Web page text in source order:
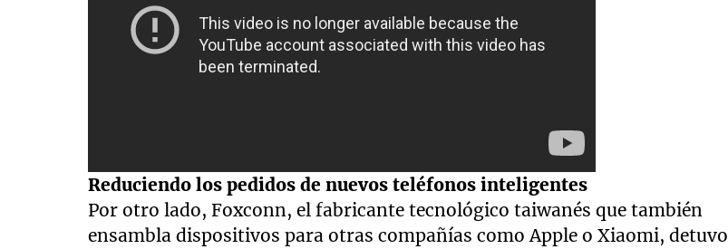
Reduciendo los pedidos de nuevos teléfonos inteligentes
Por otro lado, Foxconn, el fabricante tecnológico taiwanés que también
ensambla dispositivos para otras compañías como Apple o Xiaomi, detuvo